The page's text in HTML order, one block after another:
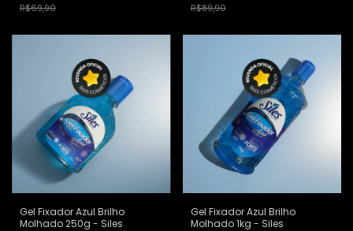
R$69,90 R$89,90
Gel Fixador Azul Brilho
Molhado 250g - Siles
Gel Fixador Azul Brilho
Molhado 1kg - Siles